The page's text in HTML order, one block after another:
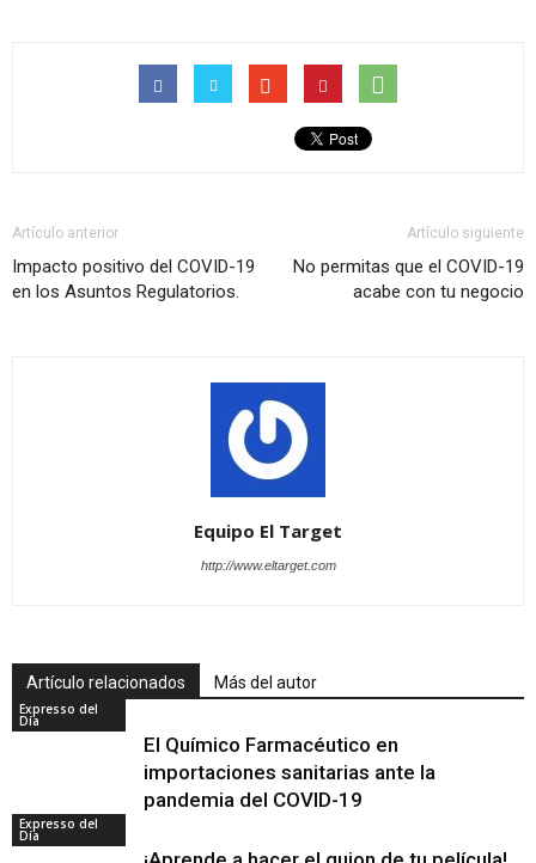
Artículo anterior
Impacto positivo del COVID-19
en los Asuntos Regulatorios.
Artículo siguiente
No permitas que el COVID-19
acabe con tu negocio
Equipo El Target
http://www.eltarget.com
Artículo relacionados Más del autor
Expresso del
Día
El Químico Farmacéutico en
importaciones sanitarias ante la
pandemia del COVID-19
Expresso del
Día